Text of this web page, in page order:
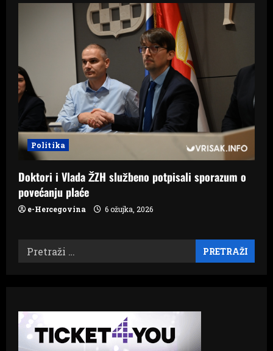
Politika
Doktori i Vlada ŽZH službeno potpisali sporazum o
povećanju plaće
e-Hercegovina 6 ožujka, 2026
Pretraži: